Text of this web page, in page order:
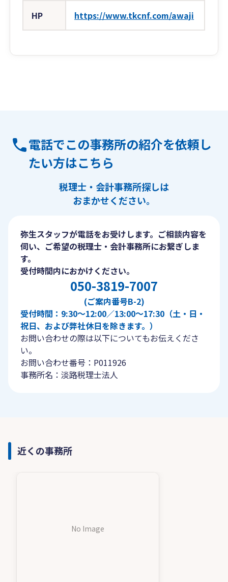
HP https://www.tkcnf.com/awaji
電話でこの事務所の紹介を依頼し
たい方はこちら
税理士・会計事務所探しは
おまかせください。
弥生スタッフが電話をお受けします。ご相談内容を
伺い、ご希望の税理士・会計事務所にお繋ぎしま
す。
受付時間内におかけください。
050-3819-7007
(ご案内番号B-2)
受付時間：9:30〜12:00／13:00〜17:30（土・日・
祝日、および弊社休日を除きます。）
お問い合わせの際は以下についてもお伝えくださ
い。
お問い合わせ番号：P011926
事務所名：淡路税理士法人
近くの事務所
No Image